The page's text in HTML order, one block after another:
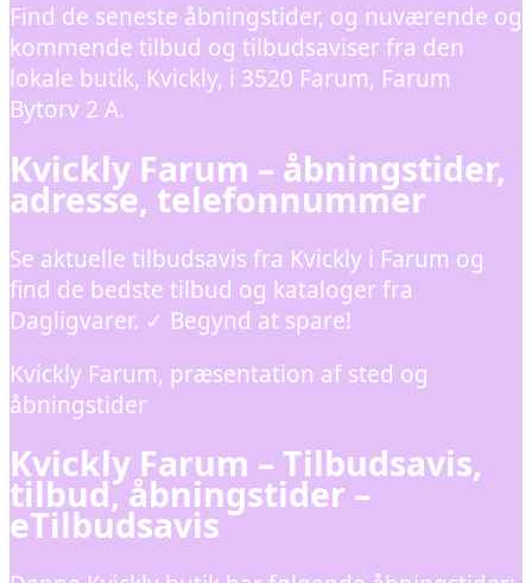
Find de seneste åbningstider, og nuværende og
kommende tilbud og tilbudsaviser fra den
lokale butik, Kvickly, i 3520 Farum, Farum
Bytorv 2 A.
Kvickly Farum – åbningstider,
adresse, telefonnummer
Se aktuelle tilbudsavis fra Kvickly i Farum og
find de bedste tilbud og kataloger fra
Dagligvarer. ✓ Begynd at spare!
Kvickly Farum, præsentation af sted og
åbningstider
Kvickly Farum – Tilbudsavis,
tilbud, åbningstider –
eTilbudsavis